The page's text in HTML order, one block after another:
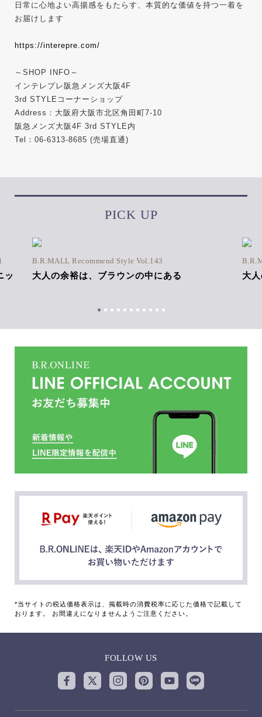
日常に心地よい高揚感をもたらす、本質的な価値を持つ一着を
お届けします
https://interepre.com/
～SHOP INFO～
インテレプレ阪急メンズ大阪4F
3rd STYLEコーナーショップ
Address：大阪府大阪市北区角田町7-10
阪急メンズ大阪4F 3rd STYLE内
Tel：06-6313-8685 (売場直通)
PICK UP
ッ
B.R.MALL Recommend Style Vol.143
大人の余裕は、ブラウンの中にある 大
*当サイトの税込価格表示は、掲載時の消費税率に応じた価格で記載して
おります。 お間違えになりませんようご注意ください。
FOLLOW US